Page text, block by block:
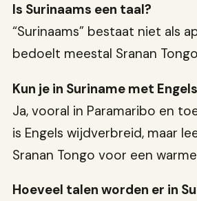
Is Surinaams een taal?
“Surinaams” bestaat niet als
bedoelt meestal Sranan
Kun je in Suriname met
Ja, vooral in Paramaribo en
is Engels wijdverbreid, maar
Sranan Tongo voor een
Hoeveel talen worden er in